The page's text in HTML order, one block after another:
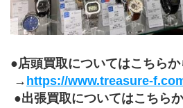
●店頭買取についてはこちらか
→ https://www.treasure-
●出張買取についてはこちら